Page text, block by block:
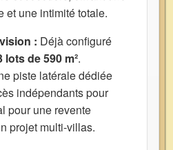
et une intimité totale.
: Déjà configuré
lots de 590 m².
piste latérale dédiée
indépendants pour
pour une revente
projet multi-villas.